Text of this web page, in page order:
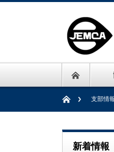
支部情
新着情報